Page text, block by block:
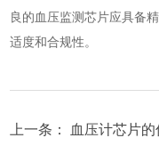
良的血压监测芯片应具备
适度和合规性。
血压计芯片